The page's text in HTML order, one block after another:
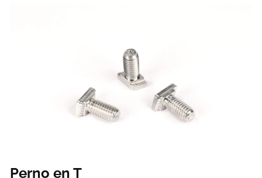
Perno en T